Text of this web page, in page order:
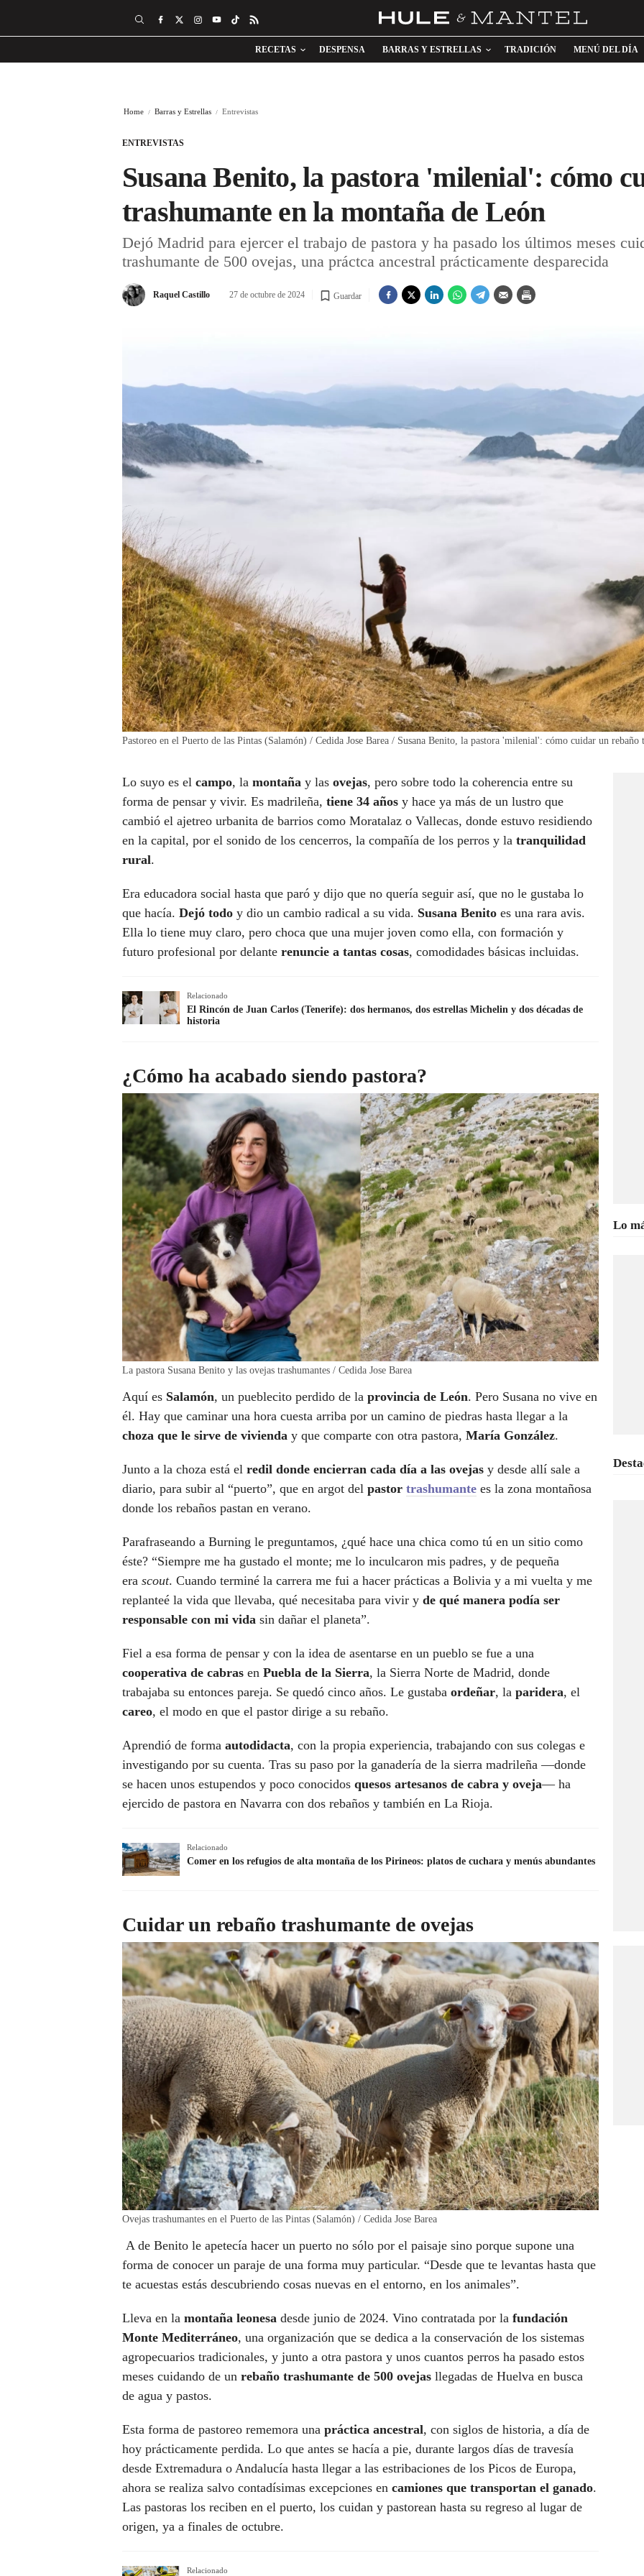
RECETAS DESPENSA BARRAS Y ESTRELLAS TRADICIÓN MENÚ DEL DÍA
Home Barras y Estrellas Entrevistas
ENTREVISTAS
Susana Benito, la pastora 'milenial': cómo
trashumante en la montaña de León
Dejó Madrid para ejercer el trabajo de pastora y ha pasado los últimos meses
trashumante de 500 ovejas, una práctca ancestral prácticamente desparecida
Raquel Castillo 27 de octubre de 2024 Guardar
Pastoreo en el Puerto de las Pintas (Salamón) / Cedida Jose Barea / Susana Benito, la pastora 'milenial': cómo cuidar un rebaño
Lo suyo es el campo, la montaña y las ovejas, pero sobre todo la coherencia entre su
forma de pensar y vivir. Es madrileña, tiene 34 años y hace ya más de un lustro que
cambió el ajetreo urbanita de barrios como Moratalaz o Vallecas, donde estuvo residiendo
en la capital, por el sonido de los cencerros, la compañía de los perros y la tranquilidad
rural.
Era educadora social hasta que paró y dijo que no quería seguir así, que no le gustaba lo
que hacía. Dejó todo y dio un cambio radical a su vida. Susana Benito es una rara avis.
Ella lo tiene muy claro, pero choca que una mujer joven como ella, con formación y
futuro profesional por delante renuncie a tantas cosas, comodidades básicas incluidas.
Relacionado
El Rincón de Juan Carlos (Tenerife): dos hermanos, dos estrellas Michelin y dos décadas de
historia
¿Cómo ha acabado siendo pastora?
La pastora Susana Benito y las ovejas trashumantes / Cedida Jose Barea
Aquí es Salamón, un pueblecito perdido de la provincia de León. Pero Susana no vive en
él. Hay que caminar una hora cuesta arriba por un camino de piedras hasta llegar a la
choza que le sirve de vivienda y que comparte con otra pastora, María González.
Junto a la choza está el redil donde encierran cada día a las ovejas y desde allí sale a
diario, para subir al “puerto”, que en argot del pastor trashumante es la zona montañosa
donde los rebaños pastan en verano.
Parafraseando a Burning le preguntamos, ¿qué hace una chica como tú en un sitio como
éste? “Siempre me ha gustado el monte; me lo inculcaron mis padres, y de pequeña
era scout. Cuando terminé la carrera me fui a hacer prácticas a Bolivia y a mi vuelta y me
replanteé la vida que llevaba, qué necesitaba para vivir y de qué manera podía ser
responsable con mi vida sin dañar el planeta”.
Fiel a esa forma de pensar y con la idea de asentarse en un pueblo se fue a una
cooperativa de cabras en Puebla de la Sierra, la Sierra Norte de Madrid, donde
trabajaba su entonces pareja. Se quedó cinco años. Le gustaba ordeñar, la paridera, el
careo, el modo en que el pastor dirige a su rebaño.
Aprendió de forma autodidacta, con la propia experiencia, trabajando con sus colegas e
investigando por su cuenta. Tras su paso por la ganadería de la sierra madrileña —donde
se hacen unos estupendos y poco conocidos quesos artesanos de cabra y oveja— ha
ejercido de pastora en Navarra con dos rebaños y también en La Rioja.
Relacionado
Comer en los refugios de alta montaña de los Pirineos: platos de cuchara y menús abundantes
Cuidar un rebaño trashumante de ovejas
Ovejas trashumantes en el Puerto de las Pintas (Salamón) / Cedida Jose Barea
A de Benito le apetecía hacer un puerto no sólo por el paisaje sino porque supone una
forma de conocer un paraje de una forma muy particular. “Desde que te levantas hasta que
te acuestas estás descubriendo cosas nuevas en el entorno, en los animales”.
Lleva en la montaña leonesa desde junio de 2024. Vino contratada por la fundación
Monte Mediterráneo, una organización que se dedica a la conservación de los sistemas
agropecuarios tradicionales, y junto a otra pastora y unos cuantos perros ha pasado estos
meses cuidando de un rebaño trashumante de 500 ovejas llegadas de Huelva en busca
de agua y pastos.
Esta forma de pastoreo rememora una práctica ancestral, con siglos de historia, a día de
hoy prácticamente perdida. Lo que antes se hacía a pie, durante largos días de travesía
desde Extremadura o Andalucía hasta llegar a las estribaciones de los Picos de Europa,
ahora se realiza salvo contadísimas excepciones en camiones que transportan el ganado.
Las pastoras los reciben en el puerto, los cuidan y pastorean hasta su regreso al lugar de
origen, ya a finales de octubre.
Relacionado
Lo